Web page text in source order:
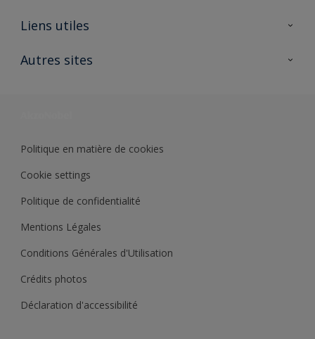
A propos de Sikkens
Liens utiles
Ouvrir un magasin PASS
Autres sites
Politique en matière de cookies
Cookie settings
Politique de confidentialité
Mentions Légales
Conditions Générales d'Utilisation
Crédits photos
Déclaration d'accessibilité